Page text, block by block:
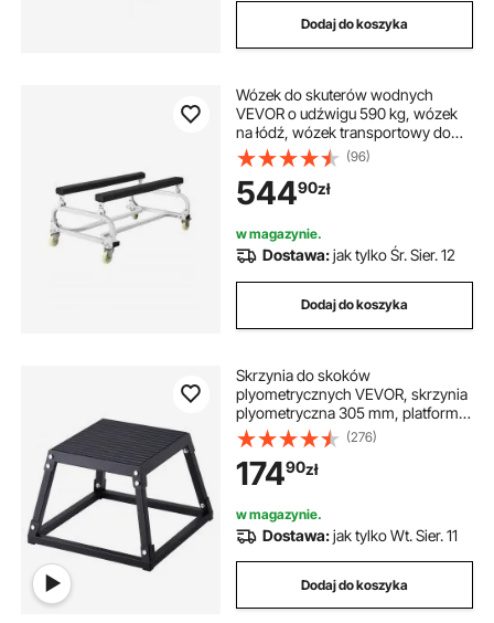
Dodaj do koszyka
Wózek do skuterów wodnych
VEVOR o udźwigu 590 kg, wózek
na łódź, wózek transportowy do
przemieszczania jednostek
pływających, regulowane łóżka
piętrowe z 4 kółkami i 2 hamulcami,
wytrzymały wózek do wodowania
kajaków, skuterów wodnych, łodzi
motorowych
(96)
54490zł
w magazynie.
Dostawa:jak tylko Śr. Sier. 12
Dodaj do koszyka
Skrzynia do skoków
plyometrycznych VEVOR, skrzynia
plyometryczna 305 mm, platforma
plyometryczna plyometryczna,
czarna, antypoślizgowa skrzynia
do ćwiczeń fitness, do ćwiczeń w
domu, treningu siłowego i
kondycyjnego, treningu ud
(276)
17490zł
w magazynie.
Dostawa:jak tylko Wt. Sier. 11
Dodaj do koszyka